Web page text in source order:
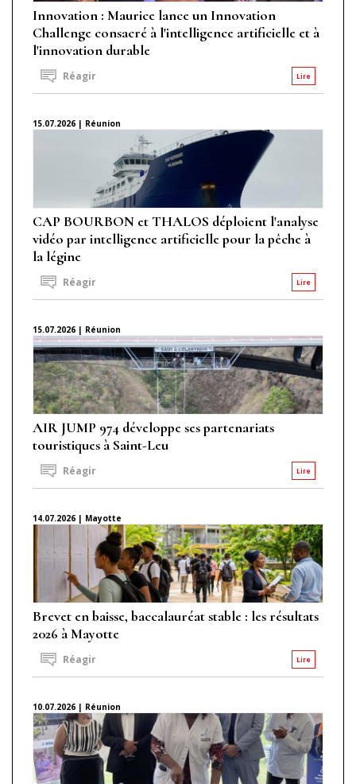
Innovation : Maurice lance un Innovation
Challenge consacré à l'intelligence artificielle et à
l'innovation durable
Lire
Réagir
15.07.2026 | Réunion
CAP BOURBON et THALOS déploient l'analyse
vidéo par intelligence artificielle pour la pêche à
la légine
Lire
Réagir
15.07.2026 | Réunion
AIR JUMP 974 développe ses partenariats
touristiques à Saint-Leu
Lire
Réagir
14.07.2026 | Mayotte
Brevet en baisse, baccalauréat stable : les résultats
2026 à Mayotte
Lire
Réagir
10.07.2026 | Réunion